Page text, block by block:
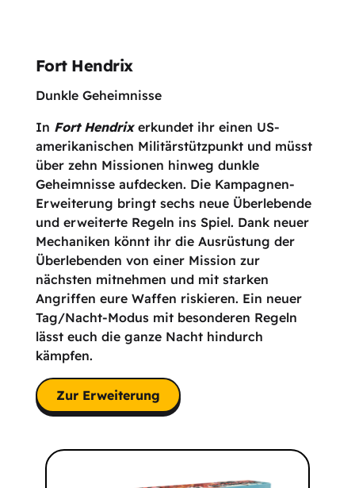
Fort Hendrix
Dunkle Geheimnisse
In Fort Hendrixerkundet ihr einen US-
amerikanischen Militärstützpunkt und müsst
über zehn Missionen hinweg dunkle
Geheimnisse aufdecken. Die Kampagnen-
Erweiterung bringt sechs neue Überlebende
und erweiterte Regeln ins Spiel. Dank neuer
Mechaniken könnt ihr die Ausrüstung der
Überlebenden von einer Mission zur
nächsten mitnehmen und mit starken
Angriffen eure Waffen riskieren. Ein neuer
Tag/Nacht-Modus mit besonderen Regeln
lässt euch die ganze Nacht hindurch
kämpfen.
Zur Erweiterung